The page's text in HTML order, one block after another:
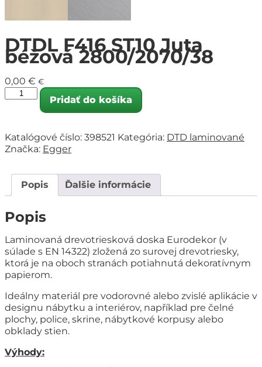
DTDL F416 ST10 Juta
béžová 2800/2070/38
0,00 € €
Pridať do košíka
Katalógové číslo: 398521 Kategória: DTD laminované
Značka: Egger
Popis Ďalšie informácie
Popis
Laminovaná drevotriesková doska Eurodekor (v
súlade s EN 14322) zložená zo surovej drevotriesky,
ktorá je na oboch stranách potiahnutá dekoratívnym
papierom.
Ideálny materiál pre vodorovné alebo zvislé aplikácie v
designu nábytku a interiérov, například pre čelné
plochy, police, skrine, nábytkové korpusy alebo
obklady stien.
Výhody: